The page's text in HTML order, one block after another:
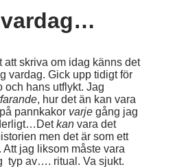
vardag…
skriva om idag känns det
vardag. Gick upp tidigt för
och hans utflykt. Jag
, hur det än kan vara
pannkakor varje gång jag
kan vara det
men det är som ett
jag liksom måste vara
typ av…. ritual. Va sjukt.